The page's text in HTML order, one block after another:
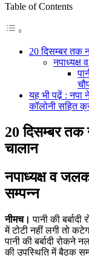
Table of Contents
20 दिसम्बर तक
यह भी पढ़ें : नपा
कॉलोनी सहित
20 दिसम्बर तक
चालान
नपाध्यक्ष व
सम्पन्न
नीमच।पानी की
में टोटी नहीं लगी तो
पानी की बर्बादी रोकने
की उपस्थिति में बैठक